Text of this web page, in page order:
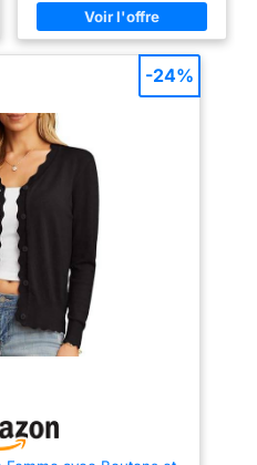
classique à boutons, manches
longues, col à revers, coupe
poches poitrine à boutons des
deux côtés sont à la fois
esthétiques et pratiques, et les
fermetures à boutons réglables.
Assorti : cette veste courte est
tendance et peut être combinée
de multiples façons. Elle peut
débardeurs, des t-shirts, des
maillots de corps, des
chemisiers, des pulls, des
jeans, des leggings, des shorts,
des jupes, des baskets ou des
bottes, pour passer facilement
d'un style décontracté à un style
tendance. Occasions : cette
veste femme mi saison est
-24%